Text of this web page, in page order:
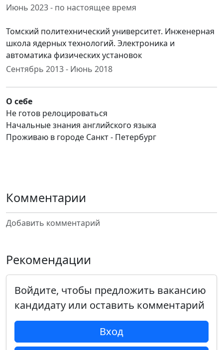
Июнь 2023 - по настоящее время
Томский политехнический университет. Инженерная
школа ядерных технологий. Электроника и
автоматика физических установок
Сентябрь 2013 - Июнь 2018
О себе
Не готов релоцироваться
Начальные знания английского языка
Проживаю в городе Санкт - Петербург
Комментарии
Добавить комментарий
Рекомендации
Войдите, чтобы предложить вакансию
кандидату или оставить комментарий
Вход